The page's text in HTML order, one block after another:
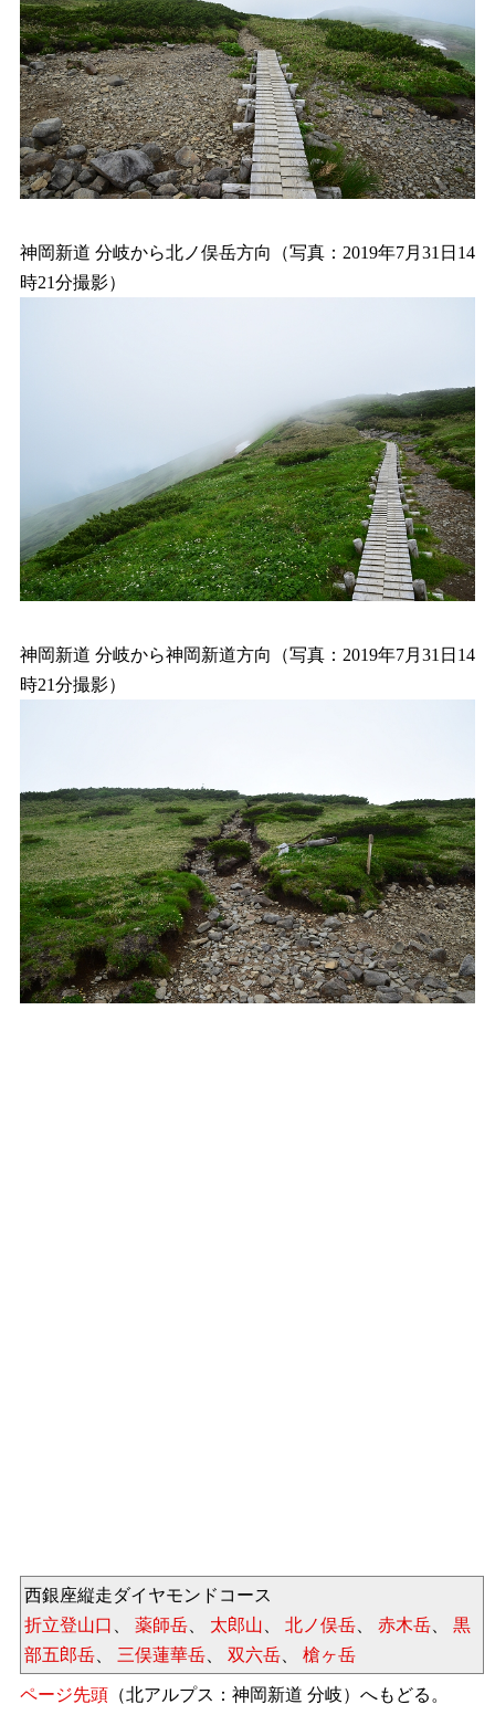
神岡新道 分岐から北ノ俣岳方向（写真：2019年7月31日14
時21分撮影）
神岡新道 分岐から神岡新道方向（写真：2019年7月31日14
時21分撮影）
西銀座縦走ダイヤモンドコース
折立登山口
薬師岳 太郎山 北ノ俣岳 赤木岳
黒
部五郎岳
三俣蓮華岳 双六岳 槍ヶ岳
ページ先頭 （北アルプス：神岡新道 分岐）へもどる。